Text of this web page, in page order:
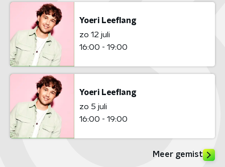
Yoeri Leeflang
zo 12 juli
16:00 - 19:00
Yoeri Leeflang
zo 5 juli
16:00 - 19:00
Meer gemist